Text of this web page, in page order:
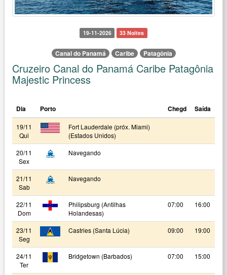
19-11-2026 33 Noites
Canal do Panamá Caribe Patagônia
Cruzeiro Canal do Panamá Caribe Patagônia
Majestic Princess
Dia Porto Chegd Saída
19/11
Qui
Fort Lauderdale (próx. Miami)
(Estados Unidos)
20/11
Sex
Navegando
21/11
Sab
Navegando
22/11
Dom
Philipsburg (Antilhas
Holandesas)
07:00 16:00
23/11
Seg
Castries (Santa Lúcia) 09:00 19:00
24/11
Ter
Bridgetown (Barbados) 07:00 15:00